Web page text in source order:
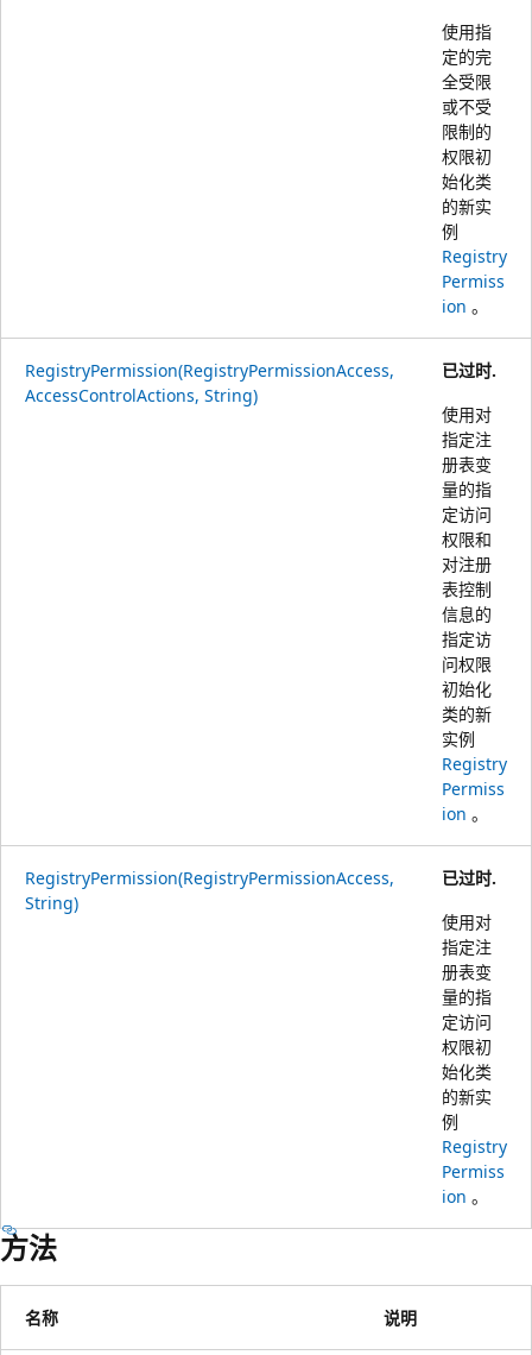
使用指
定的完
全受限
或不受
限制的
权限初
始化类
的新实
例
Registry
Permiss
ion 。
RegistryPermission(RegistryPermissionAccess,
AccessControlActions, String)
已过时.
使用对
指定注
册表变
量的指
定访问
权限和
对注册
表控制
信息的
指定访
问权限
初始化
类的新
实例
Registry
Permiss
ion 。
RegistryPermission(RegistryPermissionAccess,
String)
已过时.
使用对
指定注
册表变
量的指
定访问
权限初
始化类
的新实
例
Registry
Permiss
ion 。
方法
名称 说明